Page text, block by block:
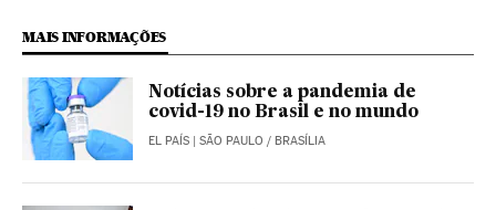
MAIS INFORMAÇÕES
Notícias sobre a pandemia de
covid-19 no Brasil e no mundo
EL PAÍS | SÃO PAULO / BRASÍLIA